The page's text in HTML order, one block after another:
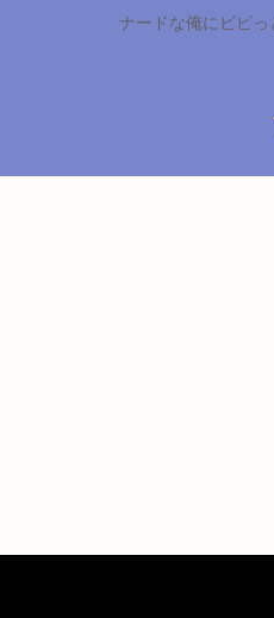
ナードな俺にビビ